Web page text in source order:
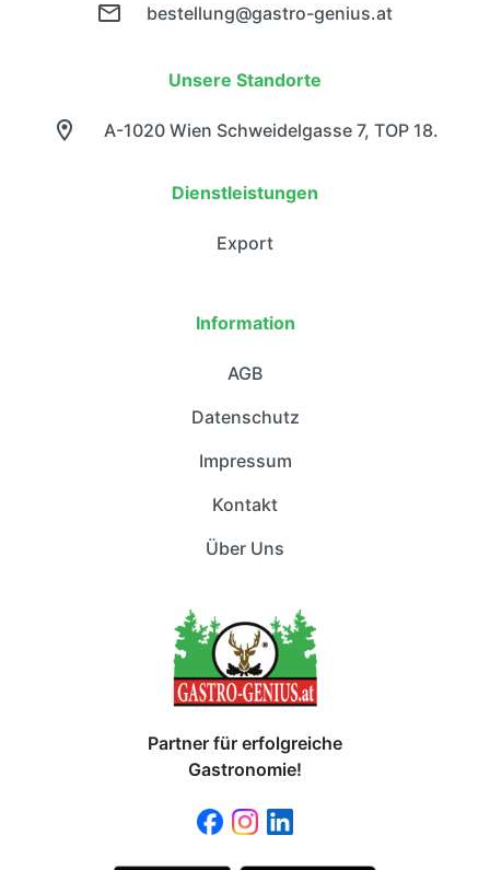
bestellung@gastro-genius.at
Unsere Standorte
A-1020 Wien Schweidelgasse 7, TOP 18.
Dienstleistungen
Export
Information
AGB
Datenschutz
Impressum
Kontakt
Über Uns
Partner für erfolgreiche
Gastronomie!